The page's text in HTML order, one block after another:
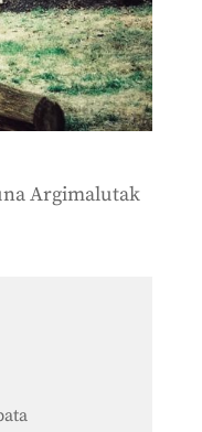
Argimalutak